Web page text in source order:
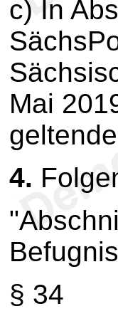
c) In
Mai
4.
§ 34